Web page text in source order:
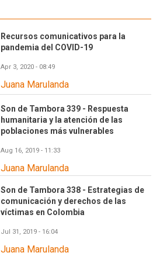
Recursos comunicativos para la
pandemia del COVID-19
Apr 3, 2020 - 08:49
Juana Marulanda
Son de Tambora 339 - Respuesta
humanitaria y la atención de las
poblaciones más vulnerables
Aug 16, 2019 - 11:33
Juana Marulanda
Son de Tambora 338 - Estrategias de
comunicación y derechos de las
víctimas en Colombia
Jul 31, 2019 - 16:04
Juana Marulanda